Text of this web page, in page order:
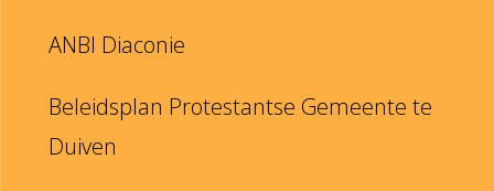
ANBI Diaconie
Beleidsplan Protestantse Gemeente te
Duiven